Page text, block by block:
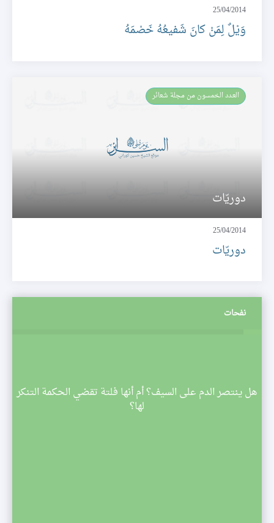
25/04/2014
وَيْلٌ لِمَنْ كانَ شَفيعُهُ خَصْمَهُ
العـدد الخمسون من مجلة شعائر
دوريّات
25/04/2014
دوريّات
نفحات
هل ينتصر الدم على السيف؟ أم أنها فلتة تقضي الحكمة التنكر
لها؟